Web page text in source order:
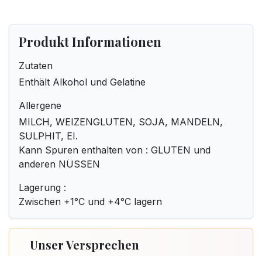
Produkt Informationen
Zutaten
Enthält Alkohol und Gelatine
Allergene
MILCH, WEIZENGLUTEN, SOJA, MANDELN,
SULPHIT, EI.
Kann Spuren enthalten von : GLUTEN und
anderen NÜSSEN
Lagerung :
Zwischen +1°C und +4°C lagern
Unser Versprechen